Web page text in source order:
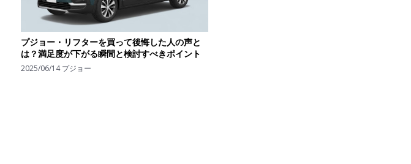
プジョー・リフターを買って後悔した人の声と
は？満足度が下がる瞬間と検討すべきポイント
2025/06/14 プジョー